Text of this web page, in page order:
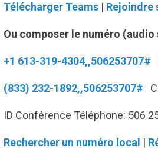
Télécharger Teams | Rejoindre
Ou composer le numéro (audio
+1 613-319-4304,,506253707#
(833) 232-1892,,506253707#
ID Conférence Téléphone: 506
Rechercher un numéro local |